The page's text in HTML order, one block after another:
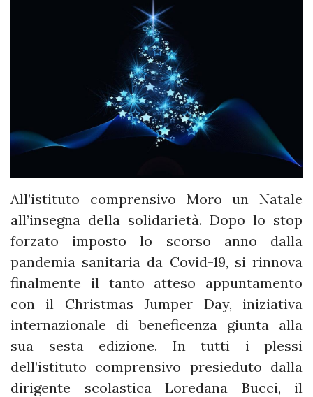
All’istituto comprensivo Moro un Natale
all’insegna della solidarietà. Dopo lo stop
forzato imposto lo scorso anno dalla
pandemia sanitaria da Covid-19, si rinnova
finalmente il tanto atteso appuntamento
con il Christmas Jumper Day, iniziativa
internazionale di beneficenza giunta alla
sua sesta edizione. In tutti i plessi
dell’istituto comprensivo presieduto dalla
dirigente scolastica Loredana Bucci, il